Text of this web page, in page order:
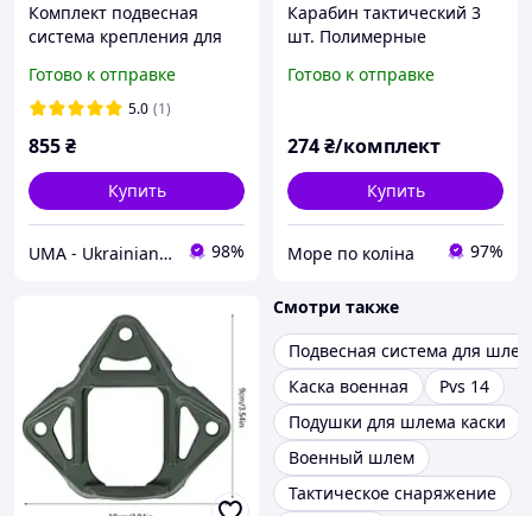
Комплект подвесная
система крепления для
Wendy Cam Fit (R) олива
Готово к отправке
5.0 (1)
855₴
Купить
UMA - Ukrainian Military Ammunition магазин амуниции 98%
Карабин тактический 3
шт. Полимерные
койот coyote от FMA
Готово к отправке
274₴/комплект
Купить
Море по коліна 97%
Смотри также
Подвесная система для
Каска военная
Pvs 14
Подушки для шлема каски
Военный шлем
Тактическое снаряжение